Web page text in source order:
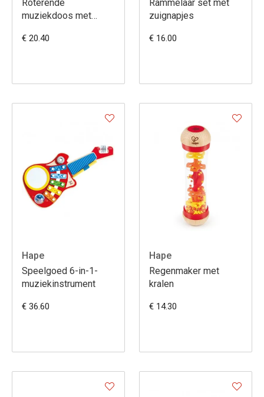
Roterende
muziekdoos met
€ 20.40
Rammelaar set met
zuignapjes
€ 16.00
Hape
Speelgoed 6-in-1-
muziekinstrument
€ 36.60
Hape
Regenmaker met
kralen
€ 14.30